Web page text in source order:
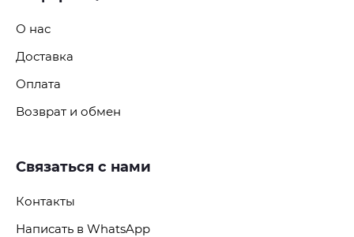
О нас
Доставка
Оплата
Возврат и обмен
Связаться с нами
Контакты
Написать в WhatsApp